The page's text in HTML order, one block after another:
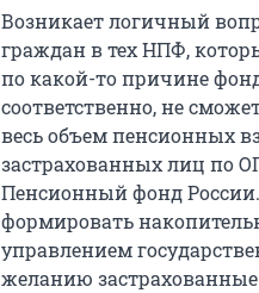
Возникает логичный
граждан в тех НПФ,
по какой-то причине
соответственно, не
весь объем пенсионных
застрахованных лиц по
Пенсионный фонд
формировать
управлением
желанию